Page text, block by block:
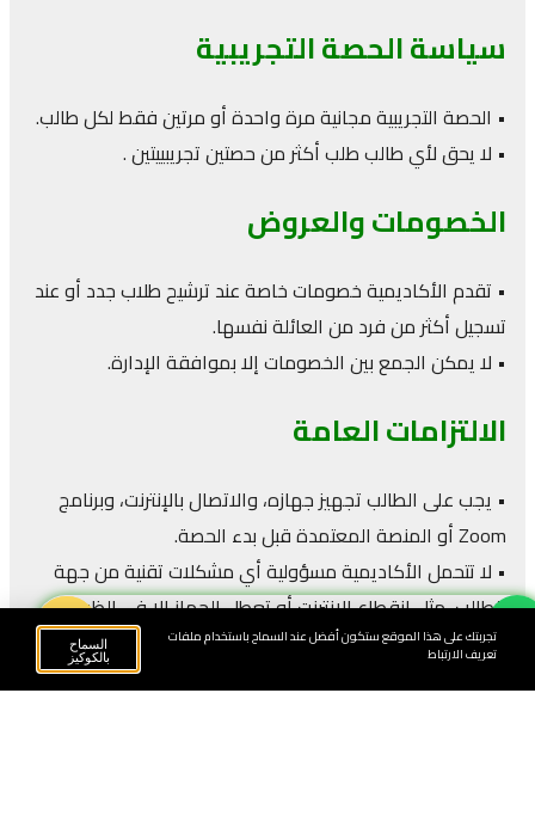
سياسة الحصة التجريبية
• الحصة التجريبية مجانية مرة واحدة أو مرتين فقط لكل طالب.
• لا يحق لأي طالب طلب أكثر من حصتين تجريبييتين .
الخصومات والعروض
• تقدم الأكاديمية خصومات خاصة عند ترشيح طلاب جدد أو عند
تسجيل أكثر من فرد من العائلة نفسها.
• لا يمكن الجمع بين الخصومات إلا بموافقة الإدارة.
الالتزامات العامة
• يجب على الطالب تجهيز جهازه، والاتصال بالإنترنت، وبرنامج
Zoom أو المنصة المعتمدة قبل بدء الحصة.
• لا تتحمل الأكاديمية مسؤولية أي مشكلات تقنية من جهة
الطالب، مثل انقطاع الإنترنت أو تعطل الجهاز إلا في الظروف
الطارئة.
Book Now
تجربتك على هذا الموقع ستكون أفضل عند السماح باستخدام ملفات
تعريف الارتباط
السماح
بالكوكيز